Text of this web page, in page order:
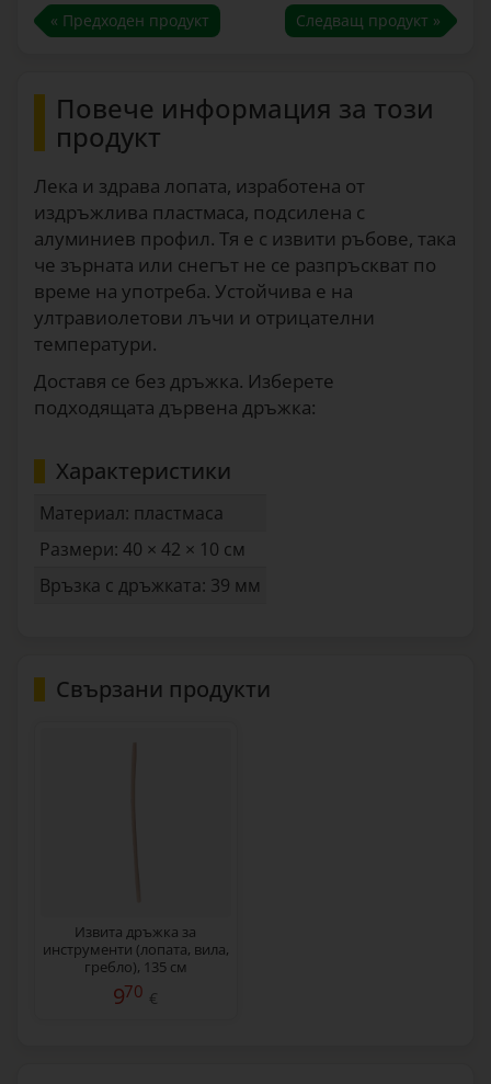
« Предходен продукт Следващ продукт »
Повече информация за този
продукт
Лека и здрава лопата, изработена от
издръжлива пластмаса, подсилена с
алуминиев профил. Тя е с извити ръбове, така
че зърната или снегът не се разпръскват по
време на употреба. Устойчива е на
ултравиолетови лъчи и отрицателни
температури.
Доставя се без дръжка. Изберете
подходящата дървена дръжка:
Характеристики
Материал: пластмаса
Размери: 40 × 42 × 10 см
Връзка с дръжката: 39 мм
Свързани продукти
Извита дръжка за
инструменти (лопата, вила,
гребло), 135 см
970 €